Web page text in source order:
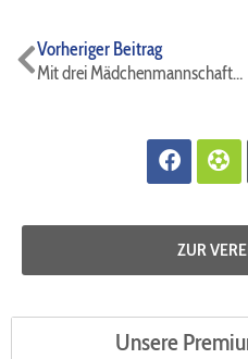
Zurück
Vorheriger Beitrag
Mit drei Mädchenmannschaften in die Saison 2023/24⚫️🔵⚽️
ZUR
Unsere